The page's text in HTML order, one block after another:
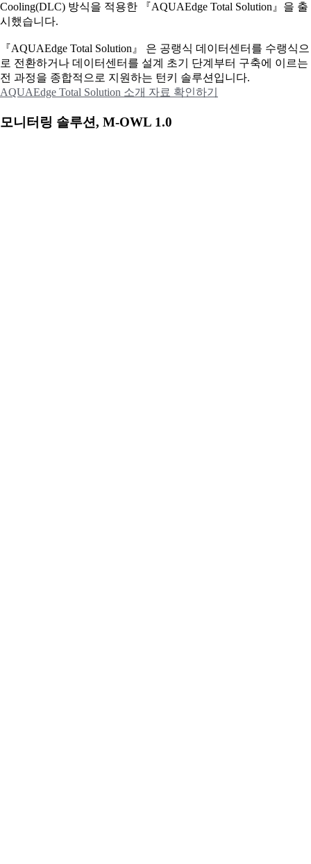
Cooling(DLC) 방식을 적용한 『AQUAEdge Total Solution』을 출
시했습니다.
『AQUAEdge Total Solution』 은 공랭식 데이터센터를 수랭식으
로 전환하거나 데이터센터를 설계 초기 단계부터 구축에 이르는
전 과정을 종합적으로 지원하는 턴키 솔루션입니다.
AQUAEdge Total Solution 소개 자료 확인하기
모니터링 솔루션, M-OWL 1.0